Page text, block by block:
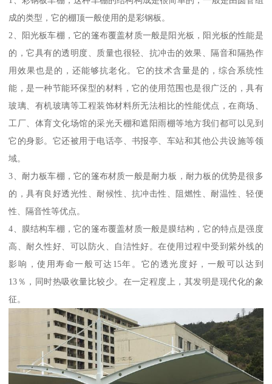
成的类型，它的棚顶一般使用的是彩钢板。
2、阳光板车棚，它的篷布覆盖材质一般是阳光板，阳光板的性能是
的，它具有的透明度、质量也很轻、抗冲击的效果、隔音和隔热作
用效果也是的，还能够抗老化。它的技术含量是的，综合系统性
能，是一种节能环保型的材料，它的使用范围也是很广泛的，具有
玻璃、有机玻璃等工程装饰材料所无法相比的性能优点，在商场、
工厂、体育文化场馆的采光天棚和遮阳雨棚等地方我们都可以见到
它的身影。它还被用于电话亭、书报亭、车站和其他公共设施等领
域。
3、耐力板车棚，它的篷布材质一般是耐力板，耐力板的优势是很多
的，具有良好透光性、耐候性、抗冲击性、阻燃性、耐温性、轻便
性、隔音性等优点。
4、膜结构车棚，它的篷布覆盖材质一般是膜结构，它的特点是强度
高、耐久性好、可以防火、自洁性好。在使用过程中受到紫外线的
影响，使用寿命一般可达15年。它的透光度好，一般可以达到
13％，同时热吸收量比较少。在一定程度上，其发明是现代化的象
征。